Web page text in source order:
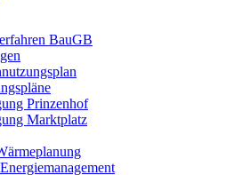
BauGB
Prinzenhof
Marktplatz